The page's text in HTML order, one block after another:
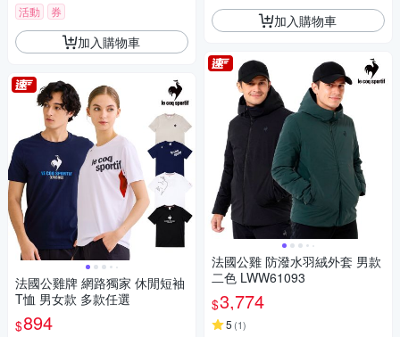
活動 券
加入購物車
法國公雞牌 網路獨家 休閒短袖
T恤 男女款 多款任選
$894
加入購物車
法國公雞 防潑水羽絨外套 男款
二色 LWW61093
$3,774
5 (1)